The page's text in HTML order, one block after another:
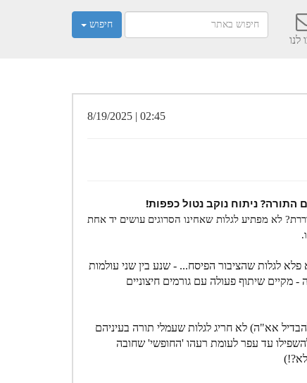
לנו
חיפוש
02:45 | 8/19/2025
ניתוח נוקב נטול כפפות!
לא מפתיע לגלות שאחינו הסרוגים עושים יד אחת
לגלות שהציבור הפיסח... - שנע בין שני עולמות
מקיים שיתוף פעולה עם גורמים חיצוניים
אא"ה) לא חריג לגלות שעמלי תורה בעיניהם
עד עפר לעומת רעהו 'החופשי' שחובה